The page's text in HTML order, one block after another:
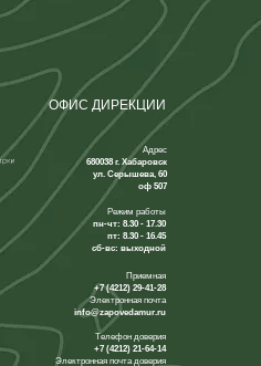
Режим работы
пн-чт: 8.30 - 17.30
пт: 8.30 - 16.45
сб-вс: выходной
Адрес
680038 г. Хабаровск
ул. Серышева, 60
оф 507
Приемная
+7 (4212) 29-41-28
Электронная почта
info@zapovedamur.ru
Телефон доверия
+7 (4212) 21-64-14
Электронная почта доверия
ОФИС ДИРЕКЦИИ